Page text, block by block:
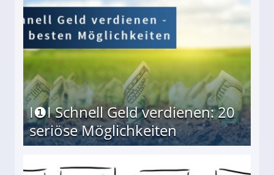
I❶I Schnell Geld verdienen: 20
seriöse Möglichkeiten